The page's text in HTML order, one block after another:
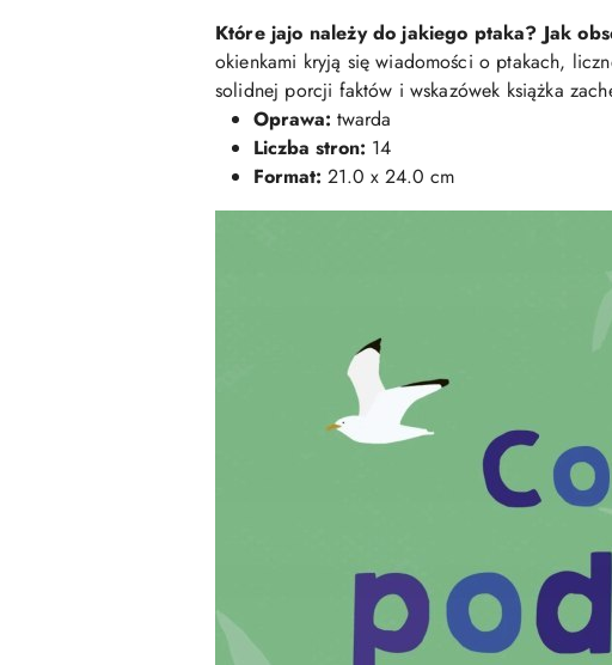
Które jajo należy do jakiego ptaka? Jak
okienkami kryją się wiadomości o ptakach,
solidnej porcji faktów i wskazówek książka
Oprawa: twarda
Liczba stron: 14
Format: 21.0 x 24.0 cm